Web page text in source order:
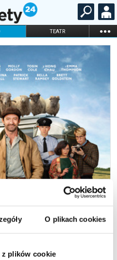
O plikach cookies
plików cookie
TEATR ...
KARNETY